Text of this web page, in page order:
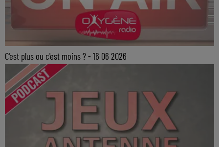
C'est plus ou c'est moins ? - 16 06 2026